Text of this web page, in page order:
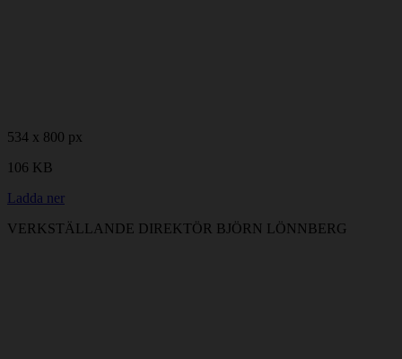
534 x 800 px
106 KB
Ladda ner
VERKSTÄLLANDE DIREKTÖR BJÖRN LÖNNBERG